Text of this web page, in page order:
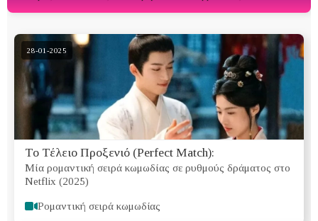
28-01-2025
Το Τέλειο Προξενιό (Perfect Match):
Μία ρομαντική σειρά κωμωδίας σε ρυθμούς δράματος στο
Netflix (2025)
Ρομαντική σειρά κωμωδίας